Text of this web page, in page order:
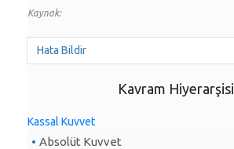
Kaynak:
Hata Bildir
Kavram Hiyerarşisi
Kassal Kuvvet
Absolüt Kuvvet